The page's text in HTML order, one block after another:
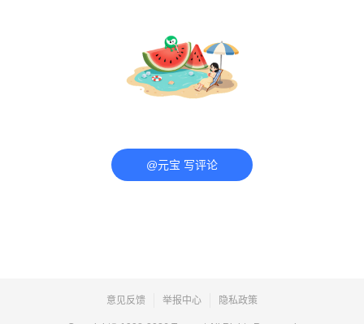
@元宝 写评论
意见反馈 举报中心 隐私政策